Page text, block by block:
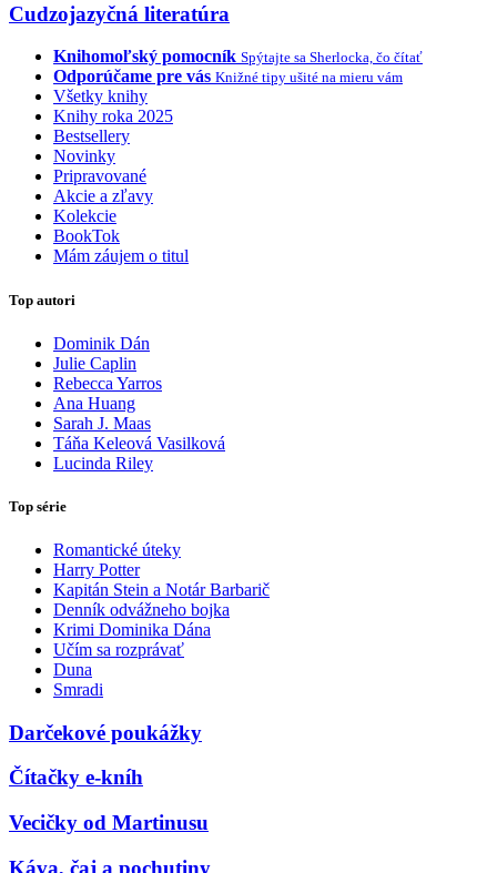
Cudzojazyčná literatúra
Knihomoľský pomocník Spýtajte sa Sherlocka, čo čítať
Odporúčame pre vás Knižné tipy ušité na mieru vám
Všetky knihy
Knihy roka 2025
Bestsellery
Novinky
Pripravované
Akcie a zľavy
Kolekcie
BookTok
Mám záujem o titul
Top autori
Dominik Dán
Julie Caplin
Rebecca Yarros
Ana Huang
Sarah J. Maas
Táňa Keleová Vasilková
Lucinda Riley
Top série
Romantické úteky
Harry Potter
Kapitán Stein a Notár Barbarič
Denník odvážneho bojka
Krimi Dominika Dána
Učím sa rozprávať
Duna
Smradi
Darčekové poukážky
Čítačky e-kníh
Vecičky od Martinusu
Káva, čaj a pochutiny